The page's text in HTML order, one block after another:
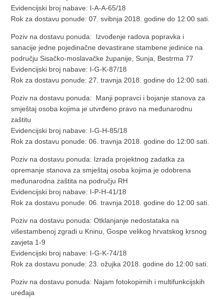
Evidencijski broj nabave: I-A-A-65/18
Rok za dostavu ponude: 07. svibnja 2018. godine do 12:00 sati.
Poziv na dostavu ponuda: Izvođenje radova popravka i
sanacije jedne pojedinačne devastirane stambene jedinice na
području Sisačko-moslavačke županije, Sunja, Bestrma 77
Evidencijski broj nabave: I-G-K-87/18
Rok za dostavu ponude: 27. travnja 2018. godine do 12:00 sati.
Poziv na dostavu ponuda: Manji popravci i bojanje stanova za
smještaj osoba kojima je utvrđeno pravo na međunarodnu
zaštitu
Evidencijski broj nabave: I-G-H-85/18
Rok za dostavu ponude: 06. travnja 2018. godine do 12:00 sati.
Poziv na dostavu ponuda: Izrada projektnog zadatka za
opremanje stanova za smještaj osoba kojima je odobrena
međunarodna zaštita na području RH
Evidencijski broj nabave: I-P-H-41/18
Rok za dostavu ponude: 06. travnja 2018. godine do 12:00 sati.
Poziv na dostavu ponuda: Otklanjanje nedostataka na
višestambenoj zgradi u Kninu, Gospe velikog hrvatskog krsnog
zavjeta 1-9
Evidencijski broj nabave: I-G-K-74/18
Rok za dostavu ponude: 23. ožujka 2018. godine do 12:00 sati.
Poziv na dostavu ponuda: Najam fotokopirnih i multifunkcijskih
uređaja